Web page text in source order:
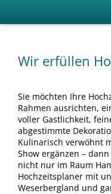
Wir erfüllen
Sie möchten Ihre
Rahmen ausrichten,
voller Gastlichkeit,
abgestimmte
Kulinarisch verwöhnt
Show ergänzen –
nicht nur im Raum
Hochzeitsplaner mit
Weserbergland und